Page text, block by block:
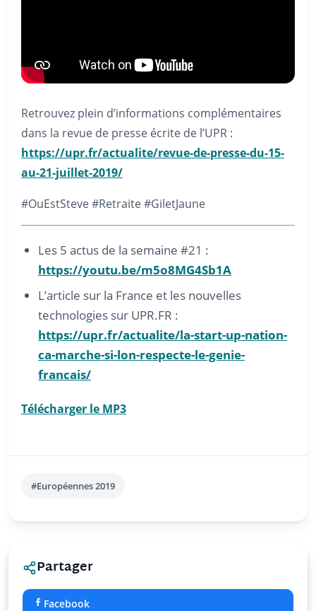
Retrouvez plein d’informations complémentaires
dans la revue de presse écrite de l’UPR :
https://upr.fr/actualite/revue-de-presse-du-15-
au-21-juillet-2019/
#OuEstSteve #Retraite #GiletJaune
Les 5 actus de la semaine #21 :
https://youtu.be/m5o8MG4Sb1A
L’article sur la France et les nouvelles
technologies sur UPR.FR :
https://upr.fr/actualite/la-start-up-nation-
ca-marche-si-lon-respecte-le-genie-
francais/
Télécharger le MP3
#Européennes 2019
Partager
Facebook